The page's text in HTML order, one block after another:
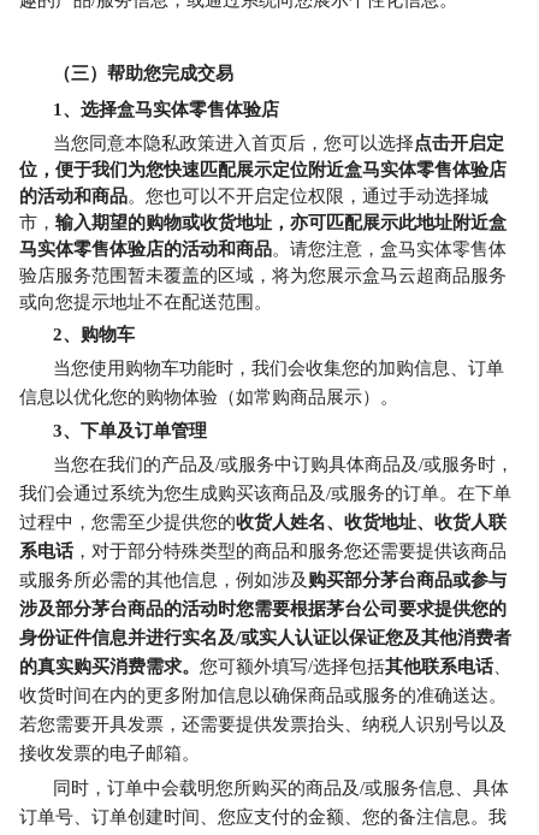
（三）帮助您完成交易
1 、选择盒马实体零售体验店
当您同意本隐私政策进入首页后，您可以选择点击开启定
位，便于我们为您快速匹配展示定位附近盒马实体零售体验店
的活动和商品。您也可以不开启定位权限，通过手动选择城
市， 输入期望的购物或收货地址，亦可匹配展示此地址附近盒
马实体零售体验店的活动和商品。请您注意，盒马实体零售体
验店服务范围暂未覆盖的区域，将为您展示盒马云超商品服务
或向您提示地址不在配送范围。
2、购物车
当您使用购物车功能时，我们会收集您的加购信息、订单
信息以优化您的购物体验（如常购商品展示）。
3、下单及订单管理
当您在我们的产品及/或服务中订购具体商品及/或服务时，
我们会通过系统为您生成购买该商品及/或服务的订单。在下单
过程中，您需至少提供您的收货人姓名、收货地址、收货人联
系电话，对于部分特殊类型的商品和服务您还需要提供该商品
或服务所必需的其他信息，例如涉及 购买部分茅台商品或参与
涉及部分茅台商品的活动时您需要根据茅台公司要求提供您的
身份证件信息并进行实名及/或实人认证以保证您及其他消费者
的真实购买消费需求。 您可额外填写/选择包括其他联系电话、
收货时间在内的更多附加信息以确保商品或服务的准确送达。
若您需要开具发票，还需要提供发票抬头、纳税人识别号以及
接收发票的电子邮箱。
同时，订单中会载明您所购买的商品及/或服务信息、具体
订单号、订单创建时间、您应支付的金额、您的备注信息。我